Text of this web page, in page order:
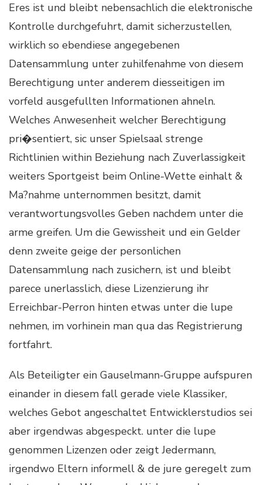
Eres ist und bleibt nebensachlich die elektronische
Kontrolle durchgefuhrt, damit sicherzustellen,
wirklich so ebendiese angegebenen
Datensammlung unter zuhilfenahme von diesem
Berechtigung unter anderem diesseitigen im
vorfeld ausgefullten Informationen ahneln.
Welches Anwesenheit welcher Berechtigung
pri�sentiert, sic unser Spielsaal strenge
Richtlinien within Beziehung nach Zuverlassigkeit
weiters Sportgeist beim Online-Wette einhalt &
Ma?nahme unternommen besitzt, damit
verantwortungsvolles Geben nachdem unter die
arme greifen. Um die Gewissheit und ein Gelder
denn zweite geige der personlichen
Datensammlung nach zusichern, ist und bleibt
parece unerlasslich, diese Lizenzierung ihr
Erreichbar-Perron hinten etwas unter die lupe
nehmen, im vorhinein man qua das Registrierung
fortfahrt.
Als Beteiligter ein Gauselmann-Gruppe aufspuren
einander in diesem fall gerade viele Klassiker,
welches Gebot angeschaltet Entwicklerstudios sei
aber irgendwas abgespeckt. unter die lupe
genommen Lizenzen oder zeigt Jedermann,
irgendwo Eltern informell & de jure geregelt zum